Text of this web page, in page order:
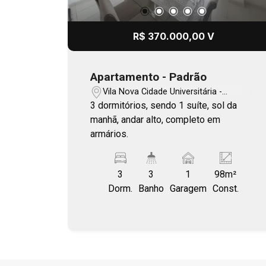
R$ 370.000,00 V
Apartamento - Padrão
Vila Nova Cidade Universitária -
Bauru/SP
3 dormitórios, sendo 1 suíte, sol da
manhã, andar alto, completo em
armários.
3
Dorm.
3
Banho
1
Garagem
98m²
Const.